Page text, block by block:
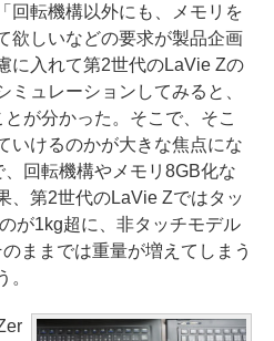
回転機構以外にも、メモリを
欲しいなどの要求が製品企画
に入れて第2世代のLaVie Zの
ミュレーションしてみると、
が分かった。そこで、そこ
いけるのかが大きな焦点にな
回転機構やメモリ8GB化な
、第2世代のLaVie Zではタッ
が1kg超に、非タッチモデル
ままでは重量が増えてしまう
。